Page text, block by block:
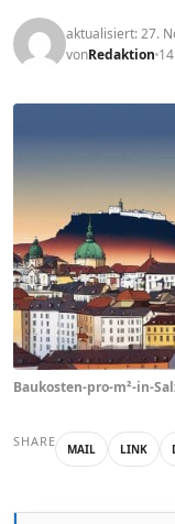
aktualisiert: 27.
vonRedaktion
Baukosten-pro-m²-in-
SHARE MAIL LINK